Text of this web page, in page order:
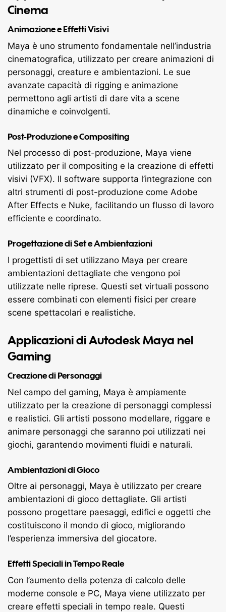
Cinema
Animazione e Effetti Visivi
Maya è uno strumento fondamentale nell’industria
cinematografica, utilizzato per creare animazioni di
personaggi, creature e ambientazioni. Le sue
avanzate capacità di rigging e animazione
permettono agli artisti di dare vita a scene
dinamiche e coinvolgenti.
Post-Produzione e Compositing
Nel processo di post-produzione, Maya viene
utilizzato per il compositing e la creazione di effetti
visivi (VFX). Il software supporta l’integrazione con
altri strumenti di post-produzione come Adobe
After Effects e Nuke, facilitando un flusso di lavoro
efficiente e coordinato.
Progettazione di Set e Ambientazioni
I progettisti di set utilizzano Maya per creare
ambientazioni dettagliate che vengono poi
utilizzate nelle riprese. Questi set virtuali possono
essere combinati con elementi fisici per creare
scene spettacolari e realistiche.
Applicazioni di Autodesk Maya nel
Gaming
Creazione di Personaggi
Nel campo del gaming, Maya è ampiamente
utilizzato per la creazione di personaggi complessi
e realistici. Gli artisti possono modellare, riggare e
animare personaggi che saranno poi utilizzati nei
giochi, garantendo movimenti fluidi e naturali.
Ambientazioni di Gioco
Oltre ai personaggi, Maya è utilizzato per creare
ambientazioni di gioco dettagliate. Gli artisti
possono progettare paesaggi, edifici e oggetti che
costituiscono il mondo di gioco, migliorando
l’esperienza immersiva del giocatore.
Effetti Speciali in Tempo Reale
Con l’aumento della potenza di calcolo delle
moderne console e PC, Maya viene utilizzato per
creare effetti speciali in tempo reale. Questi